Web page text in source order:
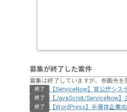
募集が終了した案件
募集は終了していますが、参画先
終了 【ServiceNow】官公庁シス
終了 【JavaScript/ServiceNow
終了 【WordPress】半導体企業